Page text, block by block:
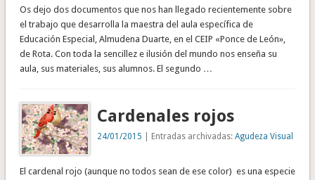
Os dejo dos documentos que nos han llegado recientemente sobre
el trabajo que desarrolla la maestra del aula específica de
Educación Especial, Almudena Duarte, en el CEIP «Ponce de León»,
de Rota. Con toda la sencillez e ilusión del mundo nos enseña su
aula, sus materiales, sus alumnos. El segundo …
Cardenales rojos
24/01/2015 | Entradas archivadas:Agudeza Visual
El cardenal rojo (aunque no todos sean de ese color) es una especie